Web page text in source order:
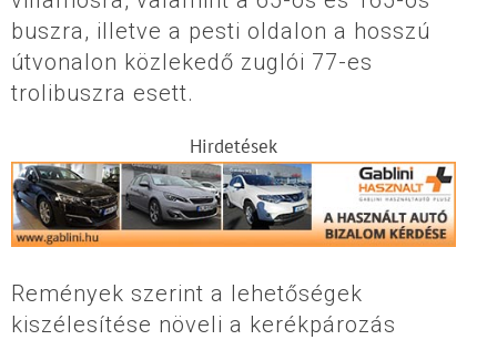
buszra, illetve a pesti oldalon a hosszú
útvonalon közlekedő zuglói 77-es
trolibuszra esett.
Hirdetések
Remények szerint a lehetőségek
kiszélesítése növeli a kerékpározás